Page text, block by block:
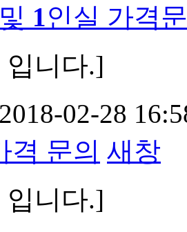
1인실 가격
니다.]
2018-02-28
격 문의 새창
니다.]